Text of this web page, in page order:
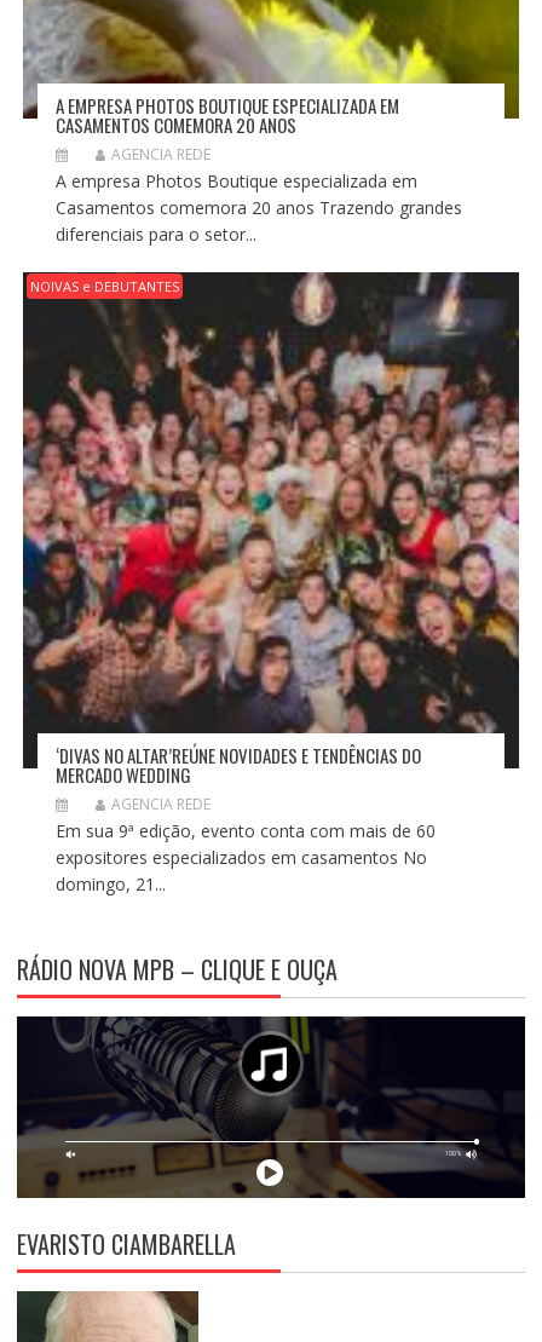
A EMPRESA PHOTOS BOUTIQUE ESPECIALIZADA EM
CASAMENTOS COMEMORA 20 ANOS
AGENCIA REDE
A empresa Photos Boutique especializada em
Casamentos comemora 20 anos Trazendo grandes
diferenciais para o setor...
NOIVAS e DEBUTANTES
‘DIVAS NO ALTAR’REÚNE NOVIDADES E TENDÊNCIAS DO
MERCADO WEDDING
AGENCIA REDE
Em sua 9ª edição, evento conta com mais de 60
expositores especializados em casamentos No
domingo, 21...
RÁDIO NOVA MPB – CLIQUE E OUÇA
EVARISTO CIAMBARELLA